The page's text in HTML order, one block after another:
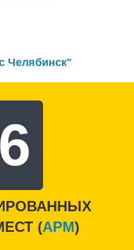
Челябинск"
(APM)